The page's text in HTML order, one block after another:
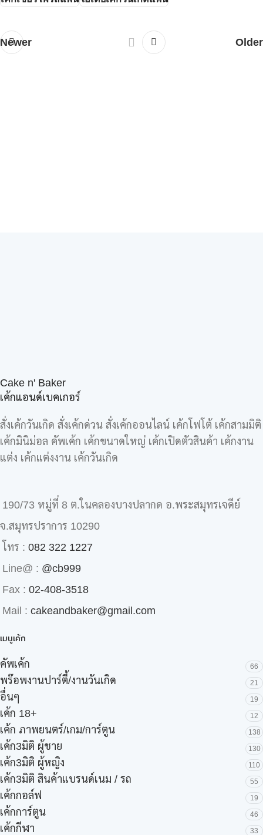
Newer Older
Cake n' Baker
เค้กแอนด์เบคเกอร์
สั่งเค้กวันเกิด สั่งเค้กด่วน สั่งเค้กออนไลน์ เค้กโฟโต้ เค้กสามมิติ
เค้กมินิม่อล คัพเค้ก เค้กขนาดใหญ่ เค้กเปิดตัวสินค้า เค้กงาน
แต่ง เค้กแต่งงาน เค้กวันเกิด
190/73 หมู่ที่ 8 ต.ในคลองบางปลากด อ.พระสมุทรเจดีย์
จ.สมุทรปราการ 10290
โทร : 082 322 1227
Line@ : @cb999
Fax : 02-408-3518
Mail : cakeandbaker@gmail.com
เมนูเค้ก
คัพเค้ก 66
พร๊อพงานปาร์ตี้/งานวันเกิด 21
อื่นๆ 19
เค้ก 18+ 12
เค้ก ภาพยนตร์/เกม/การ์ตูน 138
เค้ก3มิติ ผู้ชาย 130
เค้ก3มิติ ผู้หญิง 110
เค้ก3มิติ สินค้าแบรนด์เนม / รถ 55
เค้กกอล์ฟ 19
เค้กการ์ตูน 46
เค้กกีฬา 33